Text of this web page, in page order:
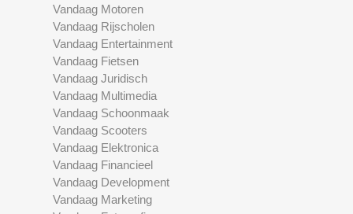
Vandaag Motoren
Vandaag Rijscholen
Vandaag Entertainment
Vandaag Fietsen
Vandaag Juridisch
Vandaag Multimedia
Vandaag Schoonmaak
Vandaag Scooters
Vandaag Elektronica
Vandaag Financieel
Vandaag Development
Vandaag Marketing